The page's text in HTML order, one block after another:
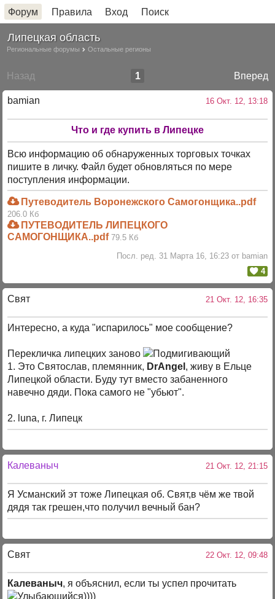
Форум Правила Вход Поиск
Липецкая область
Региональные форумы Остальные регионы
Назад Вперед
1
bamian 16 Окт. 12, 13:18
Что и где купить в Липецке
Всю информацию об обнаруженных торговых точках
пишите в личку. Файл будет обновляться по мере
поступления информации.
Путеводитель Воронежского Самогонщика..pdf
206.0 Кб
ПУТЕВОДИТЕЛЬ ЛИПЕЦКОГО
САМОГОНЩИКА..pdf 79.5 Кб
Посл. ред. 31 Марта 16, 16:23 от bamian
4
Свят 21 Окт. 12, 16:35
Интересно, а куда "испарилось" мое сообщение?
Перекличка липецких заново
1. Это Святослав, племянник, DrAngel , живу в Ельце
Липецкой области. Буду тут вместо забаненного
навечно дяди. Пока самого не "убьют".
2. luna, г. Липецк
Калеваныч 21 Окт. 12, 21:15
Я Усманский эт тоже Липецкая об. Свят,в чём же твой
дядя так грешен,что получил вечный бан?
Свят 22 Окт. 12, 09:48
Калеваныч, я объяснил, если ты успел прочитать
))))